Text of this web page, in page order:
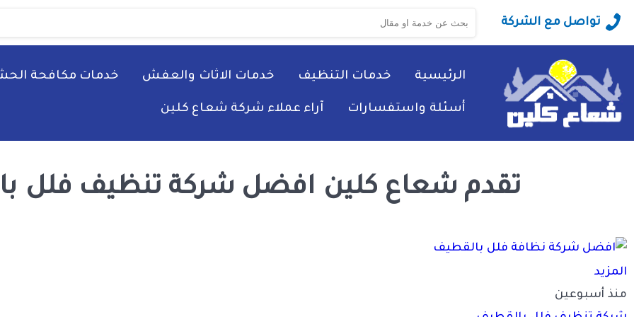
تواصل مع الشركة
البحث
عن:
الرئيسية خدمات التنظيف خدمات الاثاث والعفش خدمات مكافحة
أسئلة واستفسارات آراء عملاء شركة شعاع كلين
تقدم شعاع كلين افضل شركة تنظيف فلل
المزيد
منذ أسبوعين